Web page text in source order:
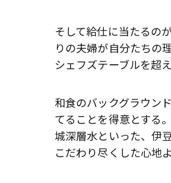
そして給仕に当たるの
りの夫婦が自分たちの
シェフズテーブルを超
和食のバックグラウン
てることを得意とする
城深層水といった、伊
こだわり尽くした心地